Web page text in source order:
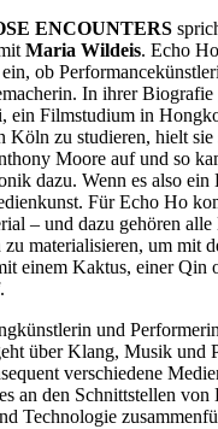
ENCOUNTERS
Maria Wildeis. Echo
ob
In ihrer Biografie
ein Filmstudium in
zu studieren, hielt sie
Moore auf und so
dazu. Wenn es also ein
Für Echo Ho
– und dazu gehören
materialisieren, um mit
einem Kaktus, einer Qin
und
über Klang, Musik und
verschiedene
an den Schnittstellen von
Technologie